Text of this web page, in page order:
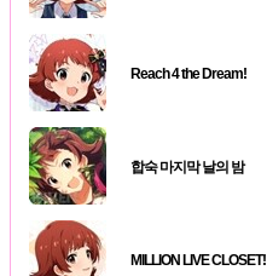
Reach 4 the Dream!
합숙 마지막 날의 밤
MILLION LIVE CLOSET!